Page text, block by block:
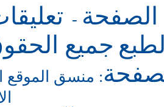
الصفحة -
جميع
: منسق الموقع